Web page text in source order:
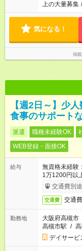
上の大量募集 /
気になる！
掲
【週2日～】少
食事のサポート
派遣 職種未経験OK
WEB登録・面接OK
給与
無資格未経
1万1200円以
交通費別
交通費 交通
勤務地
大阪府高槻市
高槻市駅 /
デイサー